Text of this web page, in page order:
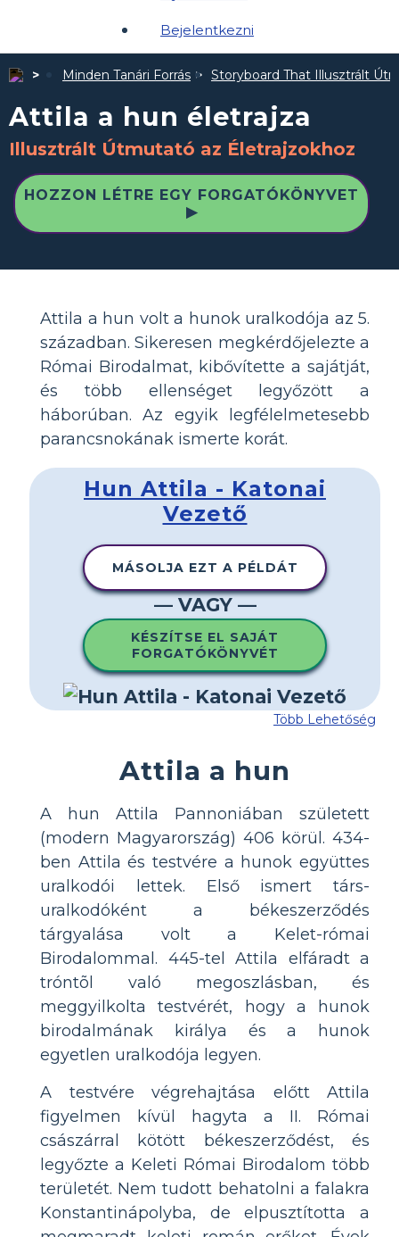
Bejelentkezni
Minden Tanári Forrás Storyboard That Illusztrált
Attila a hun életrajza
Illusztrált Útmutató az Életrajzokhoz
HOZZON LÉTRE EGY FORGATÓKÖNYVET
▶
Attila a hun volt a hunok uralkodója az 5.
században. Sikeresen megkérdőjelezte a
Római Birodalmat, kibővítette a sajátját,
és több ellenséget legyőzött a
háborúban. Az egyik legfélelmetesebb
parancsnokának ismerte korát.
Hun Attila - Katonai
Vezető
MÁSOLJA EZT A PÉLDÁT
— VAGY —
KÉSZÍTSE EL SAJÁT
FORGATÓKÖNYVÉT
Több Lehetőség
Attila a hun
A hun Attila Pannoniában született
(modern Magyarország) 406 körül. 434-
ben Attila és testvére a hunok együttes
uralkodói lettek. Első ismert társ-
uralkodóként a békeszerződés
tárgyalása volt a Kelet-római
Birodalommal. 445-tel Attila elfáradt a
tróntõl való megoszlásban, és
meggyilkolta testvérét, hogy a hunok
birodalmának királya és a hunok
egyetlen uralkodója legyen.
A testvére végrehajtása előtt Attila
figyelmen kívül hagyta a II. Római
császárral kötött békeszerződést, és
legyőzte a Keleti Római Birodalom több
területét. Nem tudott behatolni a falakra
Konstantinápolyba, de elpusztította a